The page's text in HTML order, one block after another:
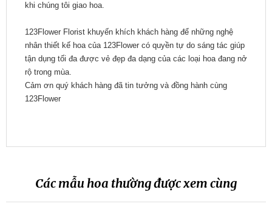
khi chúng tôi giao hoa.
123Flower Florist khuyến khích khách hàng để những nghệ
nhân thiết kế hoa của 123Flower có quyền tự do sáng tác giúp
tận dụng tối đa được vẻ đẹp đa dạng của các loại hoa đang nở
rộ trong mùa.
Cảm ơn quý khách hàng đã tin tưởng và đồng hành cùng
123Flower
Các mẫu hoa thường được xem cùng